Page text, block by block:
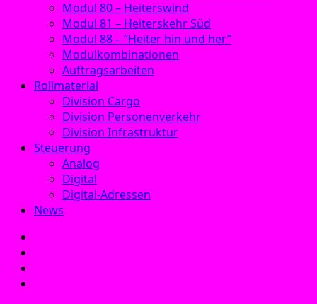
Modul 80 – Heiterswind
Modul 81 – Heiterskehr Süd
Modul 88 – “Heiter hin und her”
Modulkombinationen
Auftragsarbeiten
Rollmaterial
Division Cargo
Division Personenverkehr
Division Infrastruktur
Steuerung
Analog
Digital
Digital-Adressen
News